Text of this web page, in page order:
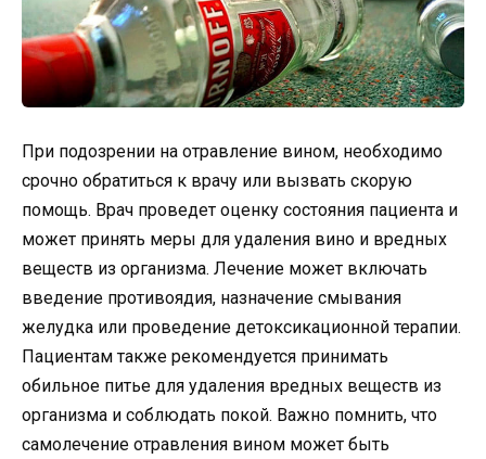
При подозрении на отравление вином, необходимо
срочно обратиться к врачу или вызвать скорую
помощь. Врач проведет оценку состояния пациента и
может принять меры для удаления вино и вредных
веществ из организма. Лечение может включать
введение противоядия, назначение смывания
желудка или проведение детоксикационной терапии.
Пациентам также рекомендуется принимать
обильное питье для удаления вредных веществ из
организма и соблюдать покой. Важно помнить, что
самолечение отравления вином может быть